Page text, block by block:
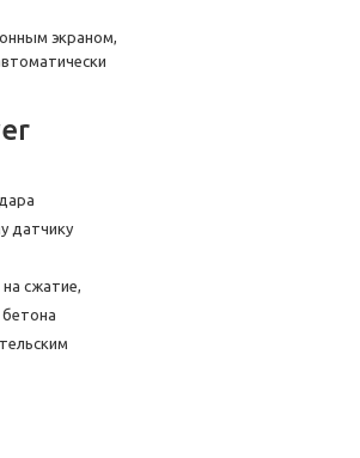
экраном,
датчику
сжатие,